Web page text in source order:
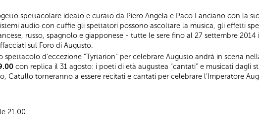
spettacolare ideato e curato da Piero Angela e Paco Lanciano con la
audio con cuffie gli spettatori possono ascoltare la musica, gli effetti
russo, spagnolo e giapponese - tutte le sere fino al 27 settembre
sul Foro di Augusto.
spettacolo d’eccezione “Tyrtarion” per celebrare Augusto andrà in scena
con replica il 31 agosto: i poeti di età augustea “cantati” e musicati dagli
Catullo torneranno a essere recitati e cantati per celebrare l’Imperatore
21.00